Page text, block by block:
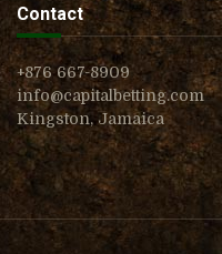
Contact
+876 667-8909
info@capitalbetting.com
Kingston, Jamaica